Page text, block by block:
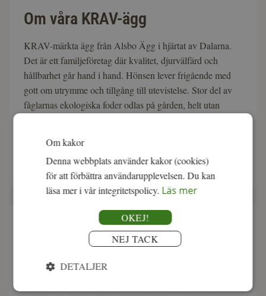
Om våra KRAV-ägg
KRAV-märkta ägg från Alsbo Ägg i hjärtat av Dalarna.
Det är ett familjeföretag där kvalitet, djurvälfärd och
hållbarhet går hand i hand. Hönsen lever frigående med
gott om utrymme och tillgång till utevistelse. Stor del av
fåglarnas ekologiska foder odlas på gården, helt utan
och känslan i varje ägg. Här får du KRAV-märkta ägg
med extra mycket omtanke.
Så tillagar du ägg
riktigt baslivsmedel i köket. Låt äggen stå i
Om kakor
Denna webbplats använder kakor (cookies)
för att förbättra användarupplevelsen. Du kan
läsa mer i vår integritetspolicy. Läs mer
OKEJ!
NEJ TACK
DETALJER